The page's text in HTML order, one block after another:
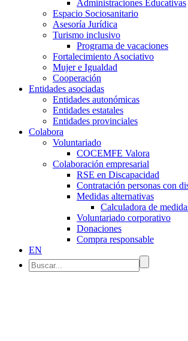
Administraciones Educativas
Espacio Sociosanitario
Asesoría Jurídica
Turismo inclusivo
Programa de vacaciones
Fortalecimiento Asociativo
Mujer e Igualdad
Cooperación
Entidades asociadas
Entidades autonómicas
Entidades estatales
Entidades provinciales
Colabora
Voluntariado
COCEMFE Valora
Colaboración empresarial
RSE en Discapacidad
Contratación personas con
Medidas alternativas
Calculadora de
Voluntariado corporativo
Donaciones
Compra responsable
EN